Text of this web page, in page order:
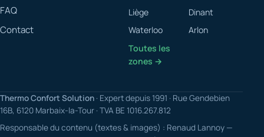
FAQ
Contact
Liège
Dinant
Waterloo
Arlon
Toutes les
zones →
Thermo Confort Solution · Expert depuis 1991 · Rue Gendebien
16B, 6120 Marbaix-la-Tour · TVA BE 1016.267.812
Responsable du contenu (textes & images) : Renaud Lannoy —